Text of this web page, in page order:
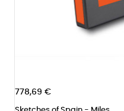
778,69 €